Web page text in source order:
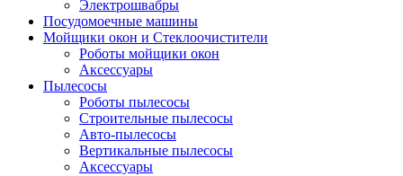
Электрошвабры
Посудомоечные машины
Мойщики окон и Стеклоочистители
Роботы мойщики окон
Аксессуары
Пылесосы
Роботы пылесосы
Строительные пылесосы
Авто-пылесосы
Вертикальные пылесосы
Аксессуары